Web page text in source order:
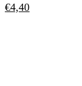
€4,40